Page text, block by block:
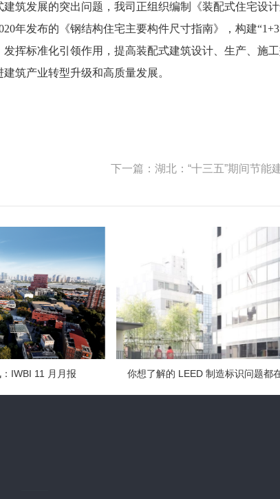
发展的突出问题，我司正组织编制《装配式住宅设
年发布的《钢结构住宅主要构件尺寸指南》，构建
挥标准化引领作用，提高装配式建筑设计、生产、施
筑产业转型升级和高质量发展。
住房和城乡建
2021年
IWBI 11 月月报 你想了解的 LEED 制造标识问题都